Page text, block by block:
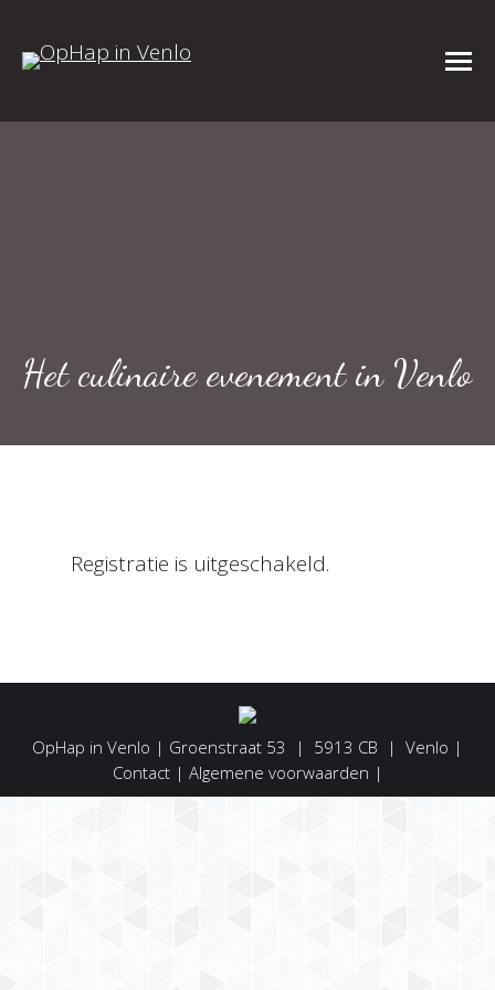
Het culinaire evenement in Venlo
Registratie is uitgeschakeld.
OpHap in Venlo | Groenstraat 53 | 5913 CB | Venlo |
Contact| Algemene voorwaarden |